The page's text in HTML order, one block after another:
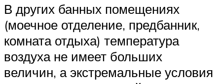
В других банных помещениях
(моечное отделение, предбанник,
комната отдыха) температура
воздуха не имеет больших
величин, а экстремальные условия